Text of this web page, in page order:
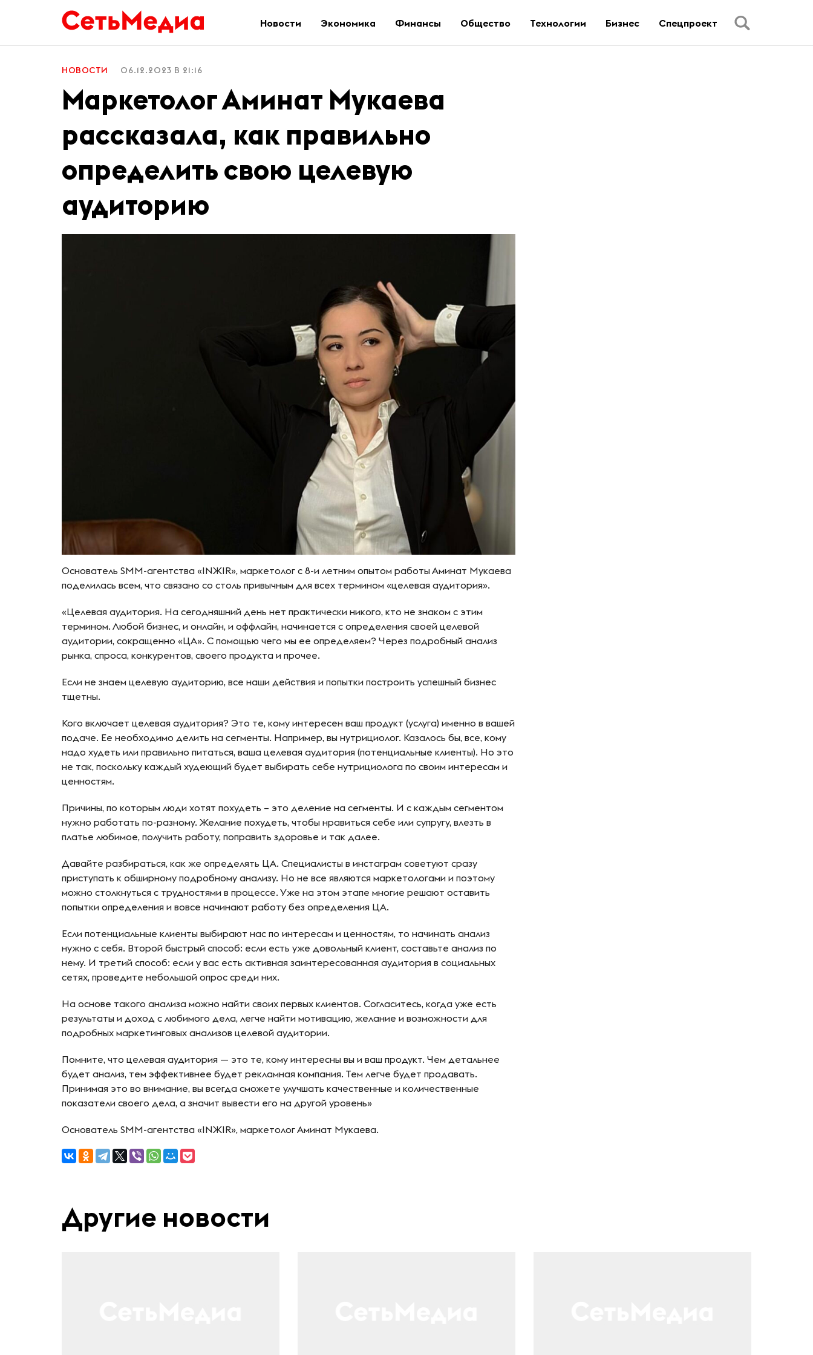
Новости Экономика Финансы Общество Технологии Бизнес Спецпроект
НОВОСТИ 06.12.2023 В 21:16
Маркетолог Аминат Мукаева
рассказала, как правильно
определить свою целевую
аудиторию
Основатель SMM-агентства «INЖIR», маркетолог с 8-и летним опытом работы Аминат Мукаева
поделилась всем, что связано со столь привычным для всех термином «целевая аудитория».
«Целевая аудитория. На сегодняшний день нет практически никого, кто не знаком с этим
термином. Любой бизнес, и онлайн, и оффлайн, начинается с определения своей целевой
аудитории, сокращенно «ЦА». С помощью чего мы ее определяем? Через подробный анализ
рынка, спроса, конкурентов, своего продукта и прочее.
Если не знаем целевую аудиторию, все наши действия и попытки построить успешный бизнес
тщетны.
Кого включает целевая аудитория? Это те, кому интересен ваш продукт (услуга) именно в вашей
подаче. Ее необходимо делить на сегменты. Например, вы нутрициолог. Казалось бы, все, кому
надо худеть или правильно питаться, ваша целевая аудитория (потенциальные клиенты). Но это
не так, поскольку каждый худеющий будет выбирать себе нутрициолога по своим интересам и
ценностям.
Причины, по которым люди хотят похудеть – это деление на сегменты. И с каждым сегментом
нужно работать по-разному. Желание похудеть, чтобы нравиться себе или супругу, влезть в
платье любимое, получить работу, поправить здоровье и так далее.
Давайте разбираться, как же определять ЦА. Специалисты в инстаграм советуют сразу
приступать к обширному подробному анализу. Но не все являются маркетологами и поэтому
можно столкнуться с трудностями в процессе. Уже на этом этапе многие решают оставить
попытки определения и вовсе начинают работу без определения ЦА.
Если потенциальные клиенты выбирают нас по интересам и ценностям, то начинать анализ
нужно с себя. Второй быстрый способ: если есть уже довольный клиент, составьте анализ по
нему. И третий способ: если у вас есть активная заинтересованная аудитория в социальных
сетях, проведите небольшой опрос среди них.
На основе такого анализа можно найти своих первых клиентов. Согласитесь, когда уже есть
результаты и доход с любимого дела, легче найти мотивацию, желание и возможности для
подробных маркетинговых анализов целевой аудитории.
Помните, что целевая аудитория — это те, кому интересны вы и ваш продукт. Чем детальнее
будет анализ, тем эффективнее будет рекламная компания. Тем легче будет продавать.
Принимая это во внимание, вы всегда сможете улучшать качественные и количественные
показатели своего дела, а значит вывести его на другой уровень»
Основатель SMM-агентства «INЖIR», маркетолог Аминат Мукаева.
Другие новости